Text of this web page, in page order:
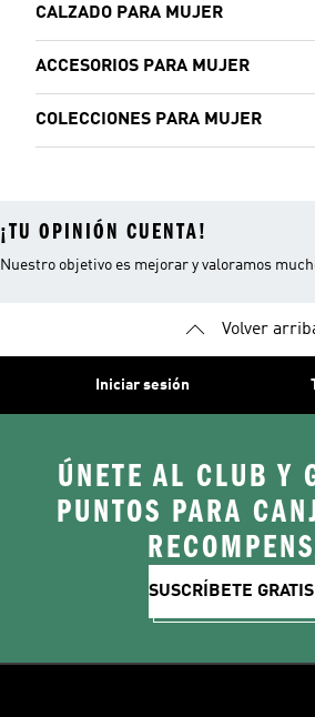
CALZADO PARA MUJER
ACCESORIOS PARA MUJER
COLECCIONES PARA MUJER
¡TU OPINIÓN CUENTA!
Nuestro objetivo es mejorar y valoramos
Volver
Iniciar sesión
ÚNETE AL CLUB Y
PUNTOS PARA
SUSCRÍBETE GRATIS